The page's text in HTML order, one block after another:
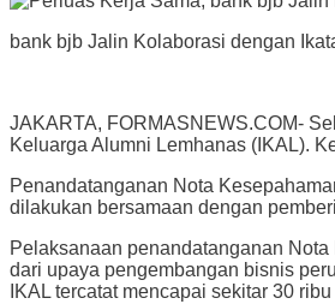
bank bjb Jalin Kolaborasi dengan
JAKARTA, FORMASNEWS.COM-
Keluarga Alumni Lemhanas (IKAL).
Penandatanganan Nota
dilakukan bersamaan dengan
Pelaksanaan penandatanganan
dari upaya pengembangan bisnis
IKAL tercatat mencapai sekitar 30